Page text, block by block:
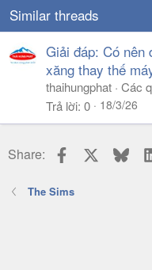
Similar threads
Giải đáp: Có nên
xăng thay thế
thaihungphat Các
Trả lời 0 18/3/26
Share: Facebook
The Sims